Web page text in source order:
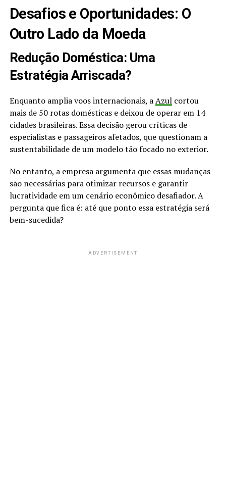
Desafios e Oportunidades: O
Outro Lado da Moeda
Redução Doméstica: Uma
Estratégia Arriscada?
Enquanto amplia voos internacionais, aAzulcortou
mais de 50 rotas domésticas e deixou de operar em 14
cidades brasileiras. Essa decisão gerou críticas de
especialistas e passageiros afetados, que questionam a
sustentabilidade de um modelo tão focado no exterior.
No entanto, a empresa argumenta que essas mudanças
são necessárias para otimizar recursos e garantir
lucratividade em um cenário econômico desafiador. A
pergunta que fica é: até que ponto essa estratégia será
bem-sucedida?
ADVERTISEMENT